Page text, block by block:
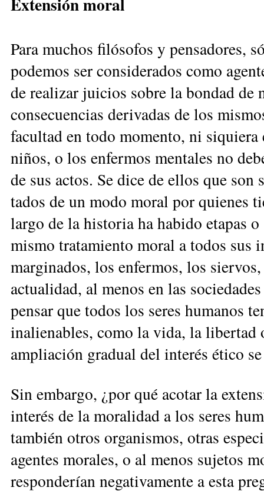
Para muchos filósofos y pensadores,
podemos ser considerados como
de realizar juicios sobre la bondad de
consecuencias derivadas de los
facultad en todo momento, ni
niños, o los enfermos mentales no
de sus actos. Se dice de ellos que
tados de un modo moral por quienes
largo de la historia ha habido etapas
mismo tratamiento mo­ral a todos sus
marginados, los enfermos, los
actualidad, al menos en las
pensar que todos los seres humanos
inalienables, como la vida, la libertad
ampliación gradual del interés ético
Sin embargo, ¿por qué acotar la
interés de la moralidad a los seres
también otros orga­nis­mos, otras
agentes morales, o al menos su­jetos
responderían negativamente a esta